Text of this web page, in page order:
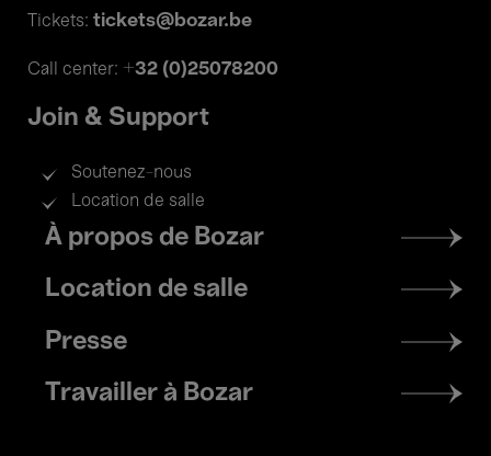
Tickets: tickets@bozar.be
Call center: +32 (0)25078200
Join & Support
Soutenez-nous
Location de salle
Footer
menu
À propos de Bozar
Location de salle
Presse
Travailler à Bozar